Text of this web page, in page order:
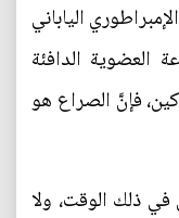
الياباني
العضوية الدافئة
فإنَّ الصراع هو
في ذلك الوقت، ولا